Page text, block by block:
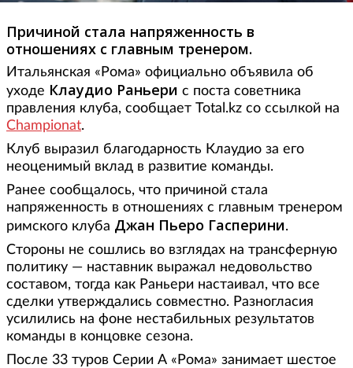
Причиной стала напряженность в
отношениях с главным тренером.
Итальянская «Рома» официально объявила об
уходе Клаудио Раньери с поста советника
правления клуба, сообщает Total.kz со ссылкой на
Championat.
Клуб выразил благодарность Клаудио за его
неоценимый вклад в развитие команды.
Ранее сообщалось, что причиной стала
напряженность в отношениях с главным тренером
римского клуба Джан Пьеро Гасперини.
Стороны не сошлись во взглядах на трансферную
политику — наставник выражал недовольство
составом, тогда как Раньери настаивал, что все
сделки утверждались совместно. Разногласия
усилились на фоне нестабильных результатов
команды в концовке сезона.
После 33 туров Серии А «Рома» занимает шестое